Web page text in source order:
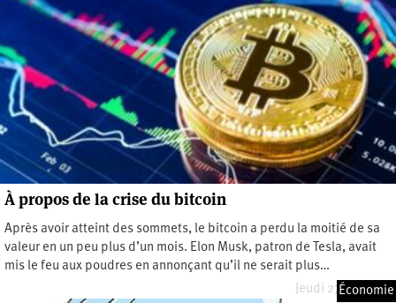
À propos de la crise du bitcoin
Après avoir atteint des sommets, le bitcoin a perdu la moitié de sa
valeur en un peu plus d’un mois. Elon Musk, patron de Tesla, avait
mis le feu aux poudres en annonçant qu’il ne serait plus…
Jeudi 27 mai 2021
Économie